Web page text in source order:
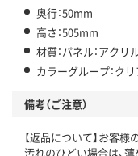
奥行：50mm
高さ：505mm
材質：パネル：アクリ
カラーグループ：ク
備考（ご注意）
【返品について】お客
汚れのひどい場合は、